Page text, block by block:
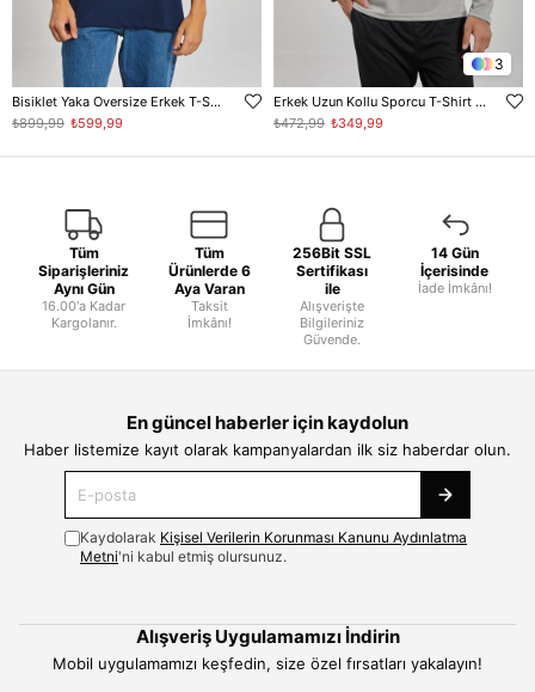
Bisiklet Yaka Oversize Erkek T-Shirt - Lacivert
₺599,99
₺899,99
3
Erkek Uzun Kollu Sporcu T-Shirt - Gri
₺349,99
₺472,99
Tüm
Siparişleriniz
Aynı Gün
16.00'a Kadar
Kargolanır.
Tüm
Ürünlerde 6
Aya Varan
Taksit
İmkânı!
256Bit SSL
Sertifikası
ile
Alışverişte
Bilgileriniz
Güvende.
14 Gün
İçerisinde
İade İmkânı!
En güncel haberler için kaydolun
Haber listemize kayıt olarak kampanyalardan ilk siz haberdar olun.
Kaydolarak Kişisel Verilerin Korunması Kanunu Aydınlatma
Metni'ni kabul etmiş olursunuz.
Alışveriş Uygulamamızı İndirin
Mobil uygulamamızı keşfedin, size özel fırsatları yakalayın!